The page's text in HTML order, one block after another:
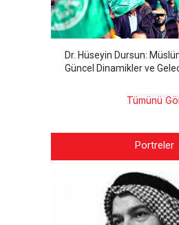
Dr. Hüseyin Dursun:
Güncel Dinamikler ve
Tümünü
Portreler